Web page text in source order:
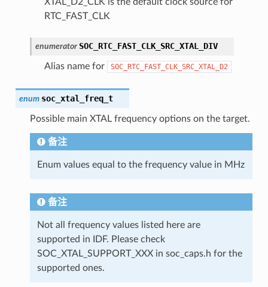
RTC_FAST_CLK
enumerator SOC_RTC_FAST_CLK_SRC_XTAL_DIV
Alias name for SOC_RTC_FAST_CLK_SRC_XTAL_D2
enum soc_xtal_freq_t
Possible main XTAL frequency options on the target.
备注
Enum values equal to the frequency value in MHz
备注
Not all frequency values listed here are
supported in IDF. Please check
SOC_XTAL_SUPPORT_XXX in soc_caps.h for the
supported ones.